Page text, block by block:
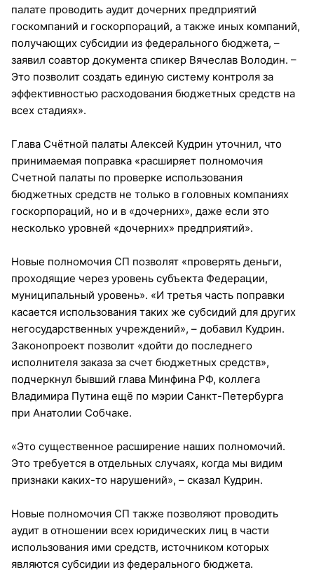
палате проводить аудит дочерних предприятий
госкомпаний и госкорпораций, а также иных компаний,
получающих субсидии из федерального бюджета, –
заявил соавтор документа спикер Вячеслав Володин. –
Это позволит создать единую систему контроля за
эффективностью расходования бюджетных средств на
всех стадиях».
Глава Счётной палаты Алексей Кудрин уточнил, что
принимаемая поправка «расширяет полномочия
Счетной палаты по проверке использования
бюджетных средств не только в головных компаниях
госкорпораций, но и в «дочерних», даже если это
несколько уровней «дочерних» предприятий».
Новые полномочия СП позволят «проверять деньги,
проходящие через уровень субъекта Федерации,
муниципальный уровень». «И третья часть поправки
касается использования таких же субсидий для других
негосударственных учреждений», – добавил Кудрин.
Законопроект позволит «дойти до последнего
исполнителя заказа за счет бюджетных средств»,
подчеркнул бывший глава Минфина РФ, коллега
Владимира Путина ещё по мэрии Санкт-Петербурга
при Анатолии Собчаке.
«Это существенное расширение наших полномочий.
Это требуется в отдельных случаях, когда мы видим
признаки каких-то нарушений», – сказал Кудрин.
Новые полномочия СП также позволяют проводить
аудит в отношении всех юридических лиц в части
использования ими средств, источником которых
являются субсидии из федерального бюджета.